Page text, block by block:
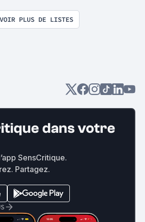
VOIR PLUS DE LISTES
dans votre
SensCritique.
Partagez.